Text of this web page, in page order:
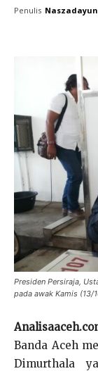
Penulis
Presiden Persiraja,
pada awak Kamis (13/
Banda Aceh
Dimurthala